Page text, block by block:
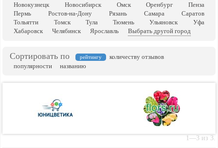
Новокузнецк
Новосибирск Омск Оренбург
Пенза
Пермь
Ростов-на-Дону Рязань Самара
Саратов
Тольятти
Томск Тула Тюмень Ульяновск
Уфа
Хабаровск
Челябинск Ярославль Выбрать другой город
Сортировать по рейтингу
количеству отзывов
популярности
названию
1—3 из 3.